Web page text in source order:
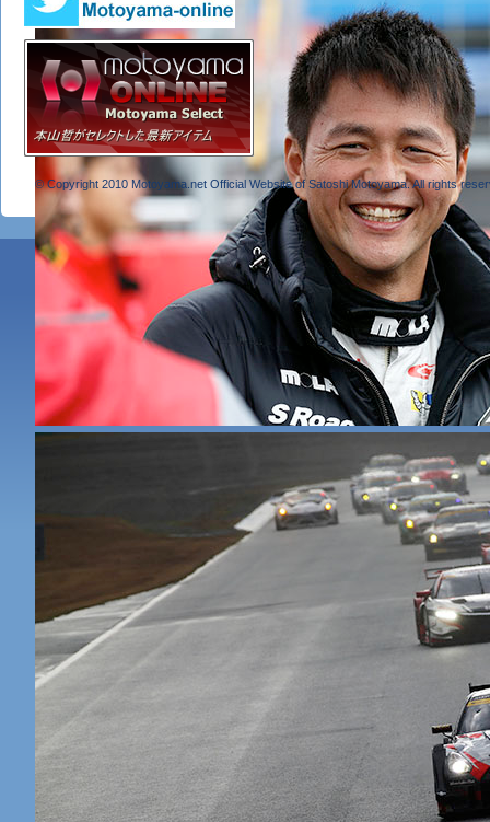
© Copyright 2010 Motoyama.net Official Website of Satoshi Motoyama. All rights